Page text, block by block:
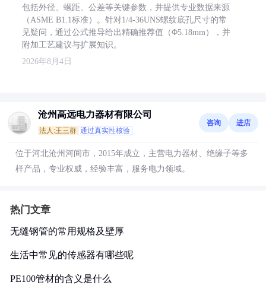
包括外径、螺距、公差等关键参数，并提供专业数据来源
（ASME B1.1标准）。针对1/4-36UNS螺纹底孔尺寸的常
见疑问，通过公式推导给出精确推荐值（Φ5.18mm），并
附加工艺建议与扩展知识。
2026年8月4日
沧州高远电力器材有限公司
法人:王三群 通过真实性核验
咨询 进店
位于河北沧州河间市，2015年成立，主营电力器材、绝缘子等多
样产品，专业权威，经验丰富，服务电力领域。
热门文章
无缝钢管的常用规格及壁厚
生活中常见的传感器有哪些呢
PE100管材的含义是什么